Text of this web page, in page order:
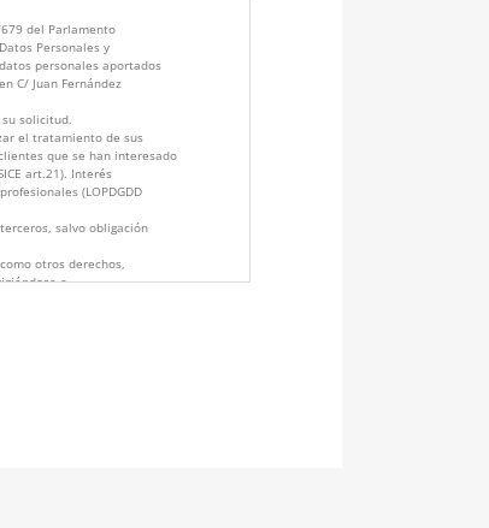
del Parlamento
Personales y
personales aportados
C/ Juan Fernández
solicitud.
el tratamiento de sus
que se han interesado
art.21). Interés
(LOPDGDD
salvo obligación
otros derechos,
a
de Datos aquí: